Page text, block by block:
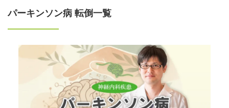
パーキンソン病 転倒一覧